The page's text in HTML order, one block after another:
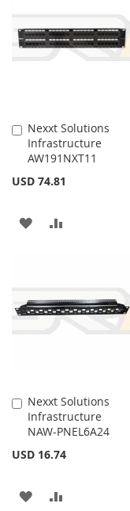
Nexxt Solutions
Infrastructure
AW191NXT11
USD 74.81
Añadir
al
carrito
AÑADIR
LISTA
DE
Nexxt Solutions
Infrastructure
NAW-PNEL6A24
USD 16.74
Añadir
al
carrito
AÑADIR